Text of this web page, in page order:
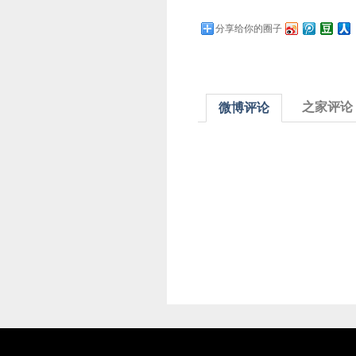
分享给你的圈子
微博评论 之家评论